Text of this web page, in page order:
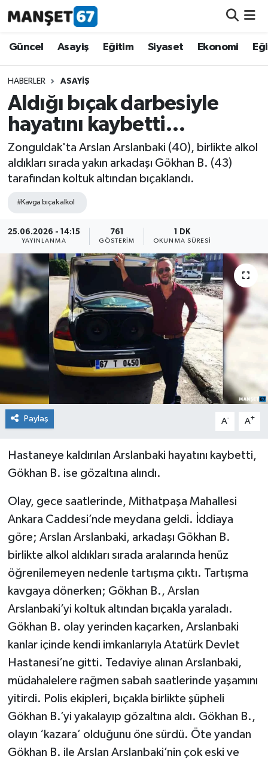
Güncel Asayiş Eğitim Siyaset Ekonomi
HABERLER ASAYIŞ
Aldığı bıçak darbesiyle
hayatını kaybetti…
Zonguldak'ta Arslan Arslanbaki (40), birlikte alkol
aldıkları sırada yakın arkadaşı Gökhan B. (43)
tarafından koltuk altından bıçaklandı.
#Kavga bıçak alkol
25.06.2026 - 14:15
YAYINLANMA
761
GÖSTERIM
1 DK
OKUNMA SÜRESI
Paylaş A- A+
Hastaneye kaldırılan Arslanbaki hayatını kaybetti,
Gökhan B. ise gözaltına alındı.
Olay, gece saatlerinde, Mithatpaşa Mahallesi
Ankara Caddesi’nde meydana geldi. İddiaya
göre; Arslan Arslanbaki, arkadaşı Gökhan B.
birlikte alkol aldıkları sırada aralarında henüz
öğrenilemeyen nedenle tartışma çıktı. Tartışma
kavgaya dönerken; Gökhan B., Arslan
Arslanbaki’yi koltuk altından bıçakla yaraladı.
Gökhan B. olay yerinden kaçarken, Arslanbaki
kanlar içinde kendi imkanlarıyla Atatürk Devlet
Hastanesi’ne gitti. Tedaviye alınan Arslanbaki,
müdahalelere rağmen sabah saatlerinde yaşamını
yitirdi. Polis ekipleri, bıçakla birlikte şüpheli
Gökhan B.’yi yakalayıp gözaltına aldı. Gökhan B.,
olayın ‘kazara’ olduğunu öne sürdü. Öte yandan
Gökhan B. ile Arslan Arslanbaki’nin çok eski ve
Güncel
Asayiş
Siyaset
Spor
Eğitim
Ekonomi
Kültür-Sanat
Magazin
Medya
Mizah
Röportaj